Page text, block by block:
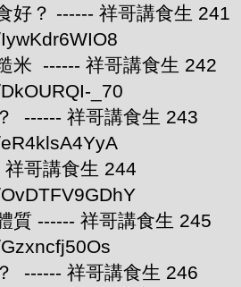
好？ ------ 祥哥講食生 241
米 ------ 祥哥講食生 242
_70
------ 祥哥講食生 243
哥講食生 244
質 ------ 祥哥講食生 245
------ 祥哥講食生 246